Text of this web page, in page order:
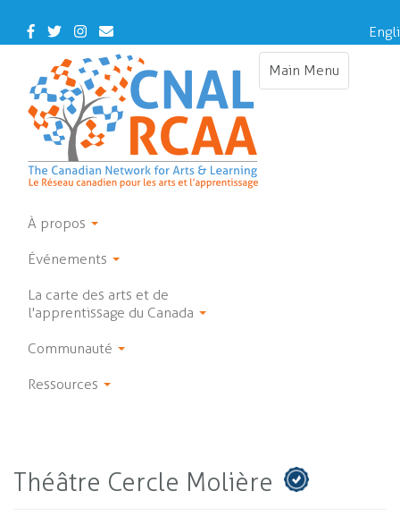
main
Facebook
TwitterInstagram
Contact
Us
Main Menu
Toggle
À propos
Événements
La carte des arts et de
l'apprentissage du Canada
Communauté
Ressources
Théâtre Cercle Molière